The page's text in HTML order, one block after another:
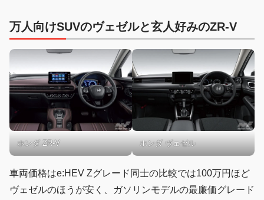
万人向けSUVのヴェゼルと玄人好みのZR-V
ホンダ ZR-V ホンダ ヴェゼル
車両価格はe:HEV Zグレード同士の比較では100万円ほど
ヴェゼルのほうが安く、ガソリンモデルの最廉価グレード